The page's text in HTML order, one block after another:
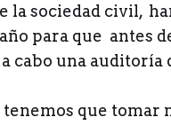
la sociedad civil,
para que antes
cabo una auditoría
que tomar